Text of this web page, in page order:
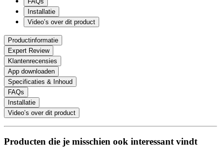
Installatie
Video’s over dit product
Productinformatie
Expert Review
Klantenrecensies
App downloaden
Specificaties & Inhoud
FAQs
Installatie
Video’s over dit product
Producten die je misschien ook interessant vindt